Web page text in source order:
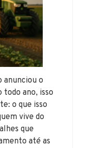
anunciou o
ano, isso
o que isso
vive do
que
até as